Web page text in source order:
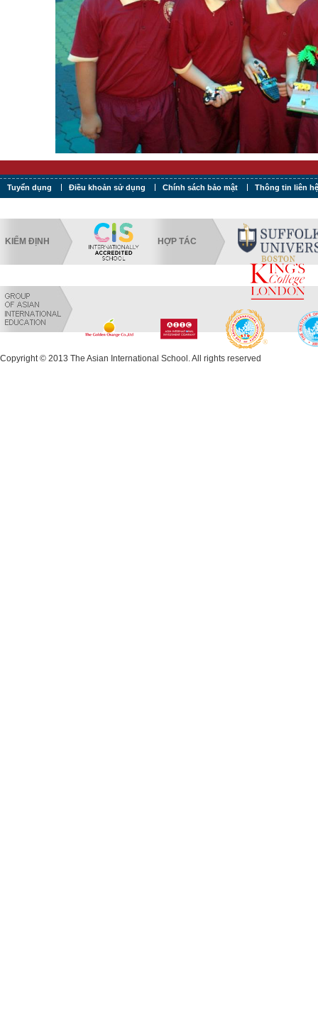
Tuyển dụng Điều khoản sử dụng Chính sách bảo mật Thông tin liên hệ
KIỂM ĐỊNH HỢP TÁC
Copyright © 2013 The Asian International School. All rights reserved